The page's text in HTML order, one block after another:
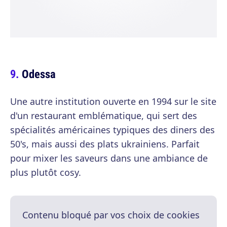
Odessa
Une autre institution ouverte en 1994 sur le site
d'un restaurant emblématique, qui sert des
spécialités américaines typiques des diners des
50's, mais aussi des plats ukrainiens. Parfait
pour mixer les saveurs dans une ambiance de
plus plutôt cosy.
Contenu bloqué par vos choix de cookies